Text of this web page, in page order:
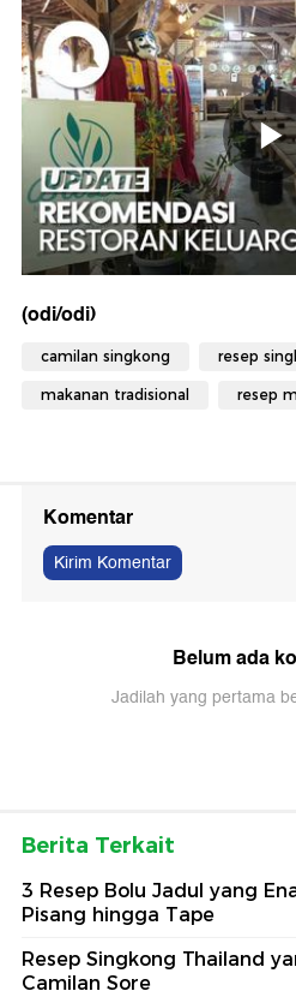
(odi/odi)
camilan singkong resep
makanan tradisional resep
Komentar
Kirim Komentar
Belum ada
Jadilah yang pertama
Berita Terkait
3 Resep Bolu Jadul yang
Pisang hingga Tape
Resep Singkong Thailand
Camilan Sore